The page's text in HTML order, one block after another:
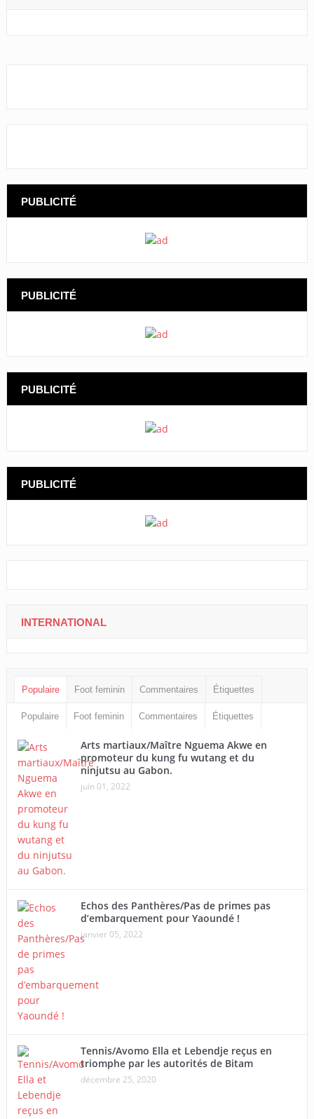
PUBLICITÉ
PUBLICITÉ
PUBLICITÉ
PUBLICITÉ
INTERNATIONAL
Populaire Foot feminin Commentaires Étiquettes
Populaire Foot feminin Commentaires Étiquettes
Arts martiaux/Maître Nguema Akwe en
promoteur du kung fu wutang et du
ninjutsu au Gabon.
juin 01, 2022
Echos des Panthères/Pas de primes pas
d’embarquement pour Yaoundé !
janvier 05, 2022
Tennis/Avomo Ella et Lebendje reçus en
triomphe par les autorités de Bitam
décembre 25, 2020